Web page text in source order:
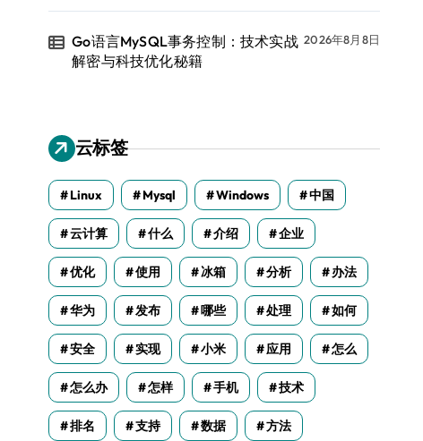
Go语言MySQL事务控制：技术实战
解密与科技优化秘籍
2026年8月8日
云标签
Linux Mysql Windows 中国
云计算 什么 介绍 企业
优化 使用 冰箱 分析 办法
华为 发布 哪些 处理 如何
安全 实现 小米 应用 怎么
怎么办 怎样 手机 技术
排名 支持 数据 方法